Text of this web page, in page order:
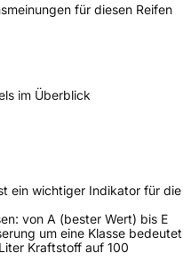
für diesen Reifen
im Überblick
ein wichtiger Indikator für die
von A (bester Wert) bis E
um eine Klasse bedeutet
Kraftstoff auf 100